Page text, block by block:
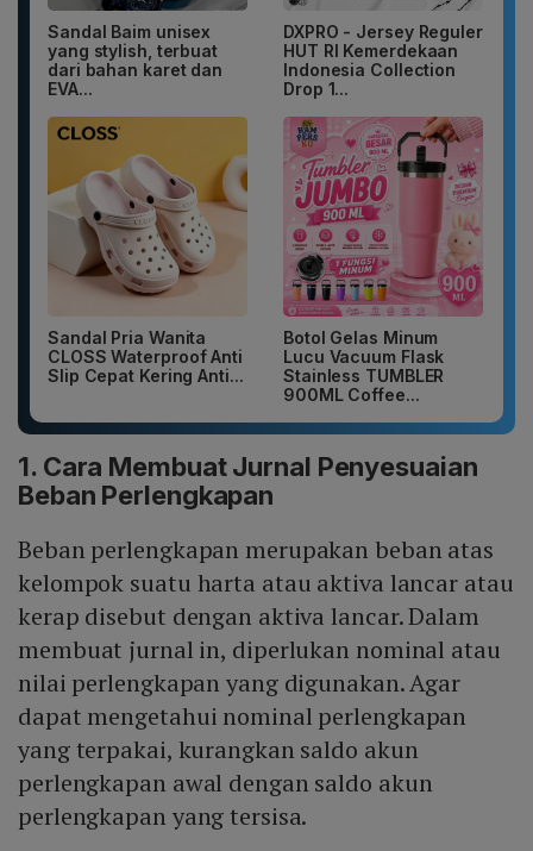
Sandal Baim unisex
yang stylish, terbuat
dari bahan karet dan
EVA...
DXPRO - Jersey Reguler
HUT RI Kemerdekaan
Indonesia Collection
Drop 1...
Sandal Pria Wanita
CLOSS Waterproof Anti
Slip Cepat Kering Anti...
Botol Gelas Minum
Lucu Vacuum Flask
Stainless TUMBLER
900ML Coffee...
1. Cara Membuat Jurnal Penyesuaian
Beban Perlengkapan
Beban perlengkapan merupakan beban atas
kelompok suatu harta atau aktiva lancar atau
kerap disebut dengan aktiva lancar. Dalam
membuat jurnal in, diperlukan nominal atau
nilai perlengkapan yang digunakan. Agar
dapat mengetahui nominal perlengkapan
yang terpakai, kurangkan saldo akun
perlengkapan awal dengan saldo akun
perlengkapan yang tersisa.